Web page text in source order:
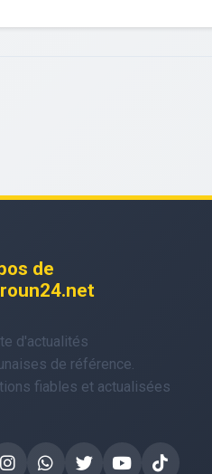
de
d'actualités
de référence.
fiables et actualisées